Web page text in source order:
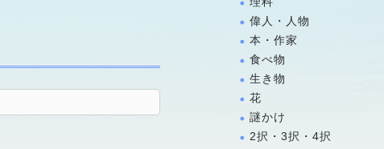
偉人・人物
本・作家
食べ物
生き物
花
謎かけ
2択・3択・4択